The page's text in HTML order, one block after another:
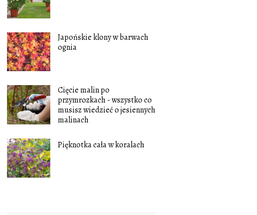
Japońskie klony w barwach
ognia
Cięcie malin po
przymrozkach - wszystko co
musisz wiedzieć o jesiennych
malinach
Pięknotka cała w koralach